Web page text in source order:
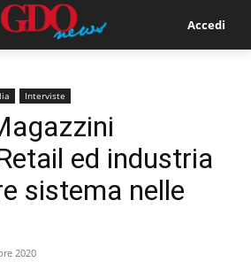
Accedi
Interviste
ed industria
sistema nelle
2020